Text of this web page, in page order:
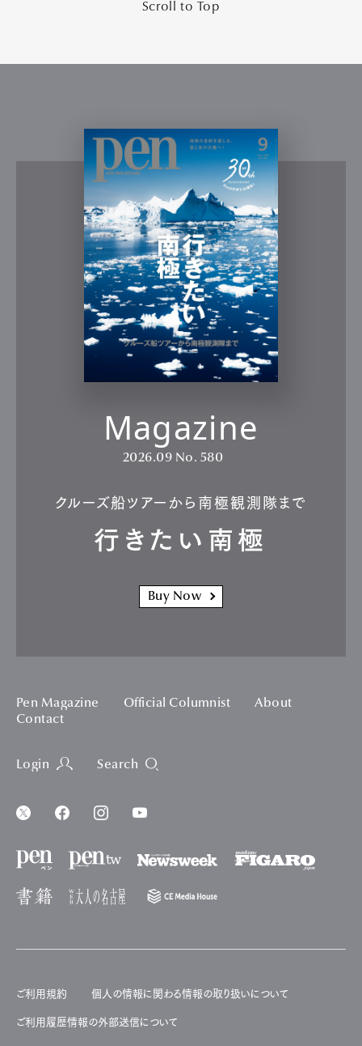
Scroll to Top
Magazine
2026.09 No. 580
クルーズ船ツアーから南極観測隊まで
行きたい南極
Buy Now
Pen Magazine Official Columnist
About
Contact
Login Search
ご利用規約 個人の情報に関わる情報の取り扱いについて
ご利用履歴情報の外部送信について